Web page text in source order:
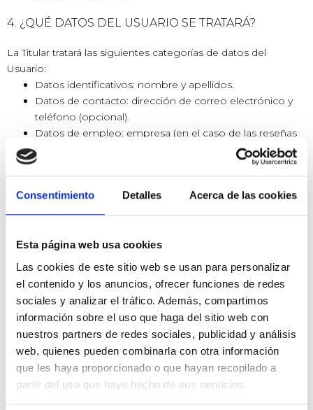
Consentimiento Detalles Acerca de las cookies
Esta página web usa cookies
Las cookies de este sitio web se usan para personalizar
el contenido y los anuncios, ofrecer funciones de redes
sociales y analizar el tráfico. Además, compartimos
información sobre el uso que haga del sitio web con
nuestros partners de redes sociales, publicidad y análisis
web, quienes pueden combinarla con otra información
que les haya proporcionado o que hayan recopilado a
partir del uso que haya hecho de sus servicios.
4. ¿QUÉ DATOS DEL USUARIO SE TRATARÁ?
La Titular tratará las siguientes categorías de datos del
Usuario:
Datos identificativos: nombre y apellidos.
Datos de contacto: dirección de correo electrónico y
teléfono (opcional).
Datos de empleo: empresa (en el caso de las reseñas
que lo deseen indicar).
Otros datos: datos facilitados por los propios
formulario de consultas.
DE LOS DATOS DEL USUARIO?
El tratamiento de los datos del Usuario en las reseñas
publicadas por parte de la Titular está basado en el
consentimiento que se le solicita y que puede retirar en
cualquier momento. No obstante, en caso de retirar su
consentimiento, ello no afectará a la licitud de los
tratamientos efectuados con anterioridad.
Los datos facilitados en el formulario de contacto, su base